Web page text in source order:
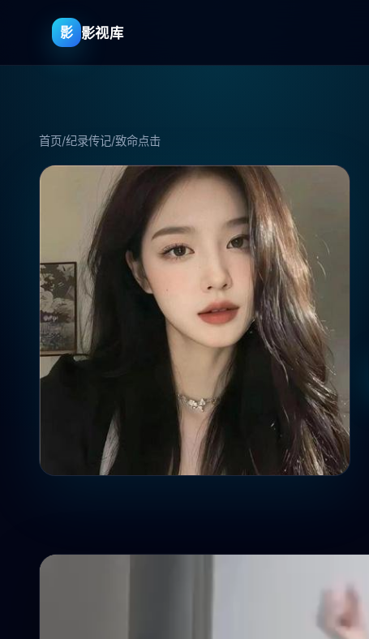
影 影视库
首页/纪录传记/致命点击